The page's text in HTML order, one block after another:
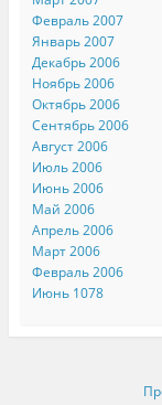
Февраль 2007
Январь 2007
Декабрь 2006
Ноябрь 2006
Октябрь 2006
Сентябрь 2006
Август 2006
Июль 2006
Июнь 2006
Май 2006
Апрель 2006
Март 2006
Февраль 2006
Июнь 1078